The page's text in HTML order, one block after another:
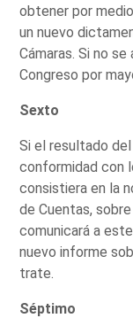
obtener por
un nuevo
Cámaras. Si no
Congreso por
Sexto
Si el resultado
conformidad con
consistiera en la
de Cuentas,
comunicará a
nuevo informe
trate.
Séptimo